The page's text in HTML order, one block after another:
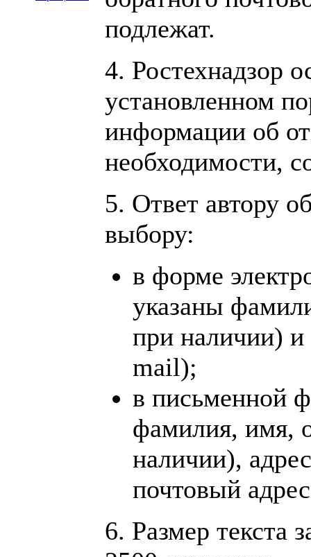
подлежат.
4. Ростехнадзор
установленном
информации об
необходимости,
5. Ответ автору
выбору:
в форме
указаны
при наличии) и
mail);
в письменной
фамилия, имя,
наличии),
почтовый
6. Размер текста